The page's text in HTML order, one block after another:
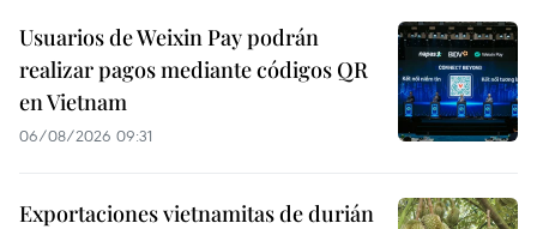
Usuarios de Weixin Pay podrán
realizar pagos mediante códigos QR
en Vietnam
06/08/2026 09:31
Exportaciones vietnamitas de durián